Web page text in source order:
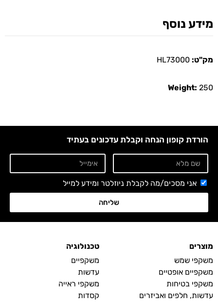
מידע נוסף
מק"ט:
Weight: 250
הורדת קופון הנחה וקבלת עדכונים בעתיד
אני מסכים/מה לקבלת ניוזלטר ומידע למייל
שליחה
מוצרים
משקפי שמש
משקפיים אופטיים
משקפי בטיחות
עדשות, חלפים ואביזרים
טכנולוגיה
משקפיים
עדשות
משקפי ראייה
קסדות